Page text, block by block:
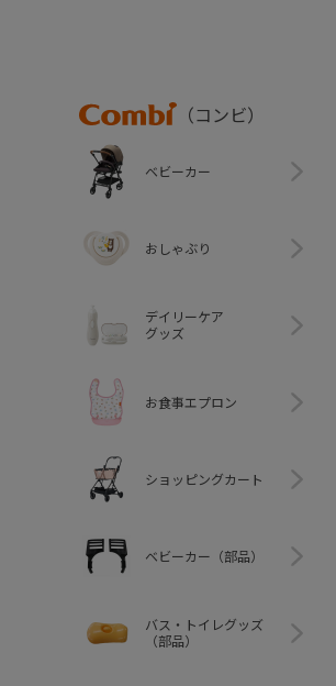
Combi
（コンビ）
ベビーカー
おしゃぶり
デイリーケア
グッズ
お食事エプロン
ショッピングカート
ベビーカー（部品）
バス・トイレグッズ
（部品）